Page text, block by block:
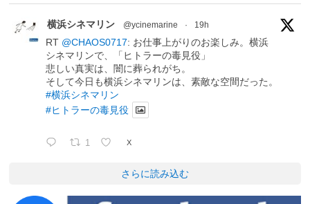
横浜シネマリン @ycinemarine · 19h
RT @CHAOS0717: お仕事上がりのお楽しみ。横浜
シネマリンで、「ヒトラーの毒見役」
悲しい真実は、闇に葬られがち。
そして今日も横浜シネマリンは、素敵な空間だった。
#横浜シネマリン
#ヒトラーの毒見役
1 X
さらに読み込む